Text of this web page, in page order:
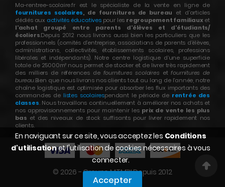
En naviguant sur ce site, vous acceptez les Conditions
d'utilisationet l'utilisation de cookies nécessaires à vous
connecter.
Accepter
Ma-rentree-scolaire.fr est le spécialiste de la vente en ligne de
fournitures scolaires, de fournitures de bureau et d’articles
dédiés aux activités éducativespour les regroupement familiaux et
l'achat groupé entre parents d'élèves et d'étudiants/
écoliers.Depuis 2012 nous livrons aussi bien les particuliers que les
professionnels (comités d’entreprise, associations de parents d’élèves,
administrations, collectivités, établissements scolaires, professions
libérales et indépendants). Notre centre logistique d’une superficie
totale de 25000m² nous permet de stocker et de livrer très rapidement
des milliers de références de fournitures scolaires etfournitures de
bureau.Bien que nous livrons nos clients tout au long de l’année, notre
chaîne logistique est optimisée pour absorber les flux importants des
commandes de listes scolairespendant le période de rentrée des
classes. Nous travaillons continuellement à améliorer nos achats et
nos approvisionnements pour maintenir les prix de vente les plus
bas et des niveaux de stock suffisants pour livrer rapidement nos
clients.
© 2026 - Groupe MTM™ Depuis 2012